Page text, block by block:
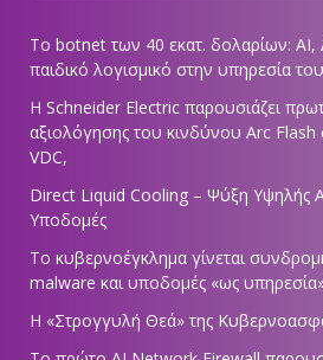
Το botnet των 40 εκατ. δολαρίων: AI,
παιδικό λογισμικό στην υπηρεσία
Η Schneider Electric παρουσιάζει
αξιολόγησης του κινδύνου Arc
VDC,
Direct Liquid Cooling – Ψύξη Υψηλής
Υποδομές
Το κυβερνοέγκλημα γίνεται
malware και υποδομές «ως
Η «Στρογγυλή Θεά» της